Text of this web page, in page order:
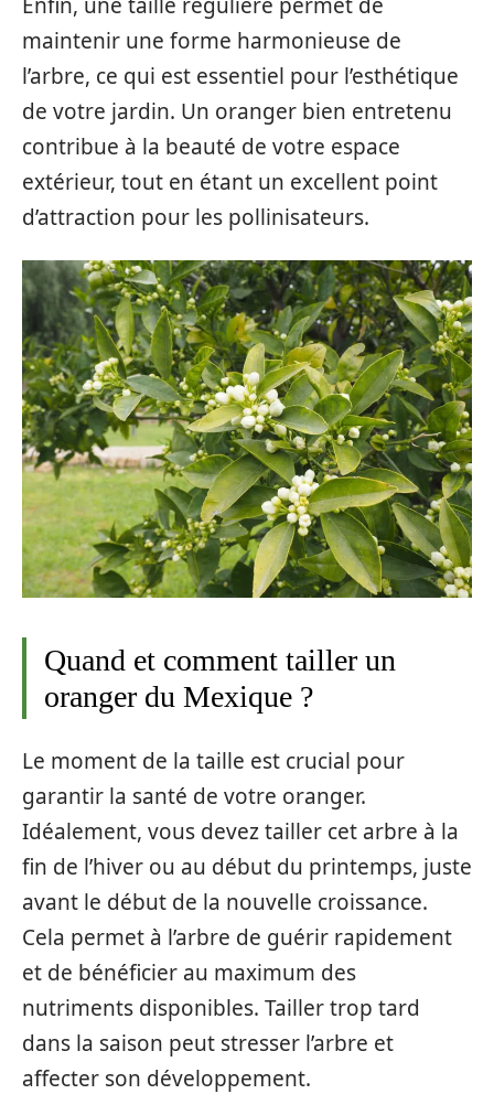
maintenir une forme harmonieuse de
l’arbre, ce qui est essentiel pour l’esthétique
de votre jardin. Un oranger bien entretenu
contribue à la beauté de votre espace
extérieur, tout en étant un excellent point
d’attraction pour les pollinisateurs.
Quand et comment tailler un
oranger du Mexique ?
Le moment de la taille est crucial pour
garantir la santé de votre oranger.
Idéalement, vous devez tailler cet arbre à la
fin de l’hiver ou au début du printemps, juste
avant le début de la nouvelle croissance.
Cela permet à l’arbre de guérir rapidement
et de bénéficier au maximum des
nutriments disponibles. Tailler trop tard
dans la saison peut stresser l’arbre et
affecter son développement.